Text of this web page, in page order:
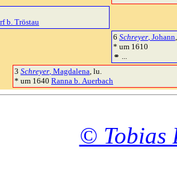
b. Tröstau
6 Schreyer, Johann
* um 1610
⚭ ...
3 Schreyer, Magdalena, lu.
* um 1640 Ranna b. Auerbach
© Tobias